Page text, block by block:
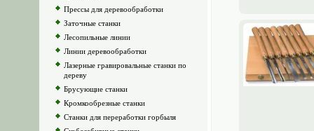
Прессы для деревообработки
Заточные станки
Лесопильные линии
Линии деревообработки
Лазерные гравировальные станки по
дереву
Брусующие станки
Кромкообрезные станки
Станки для переработки горбыля